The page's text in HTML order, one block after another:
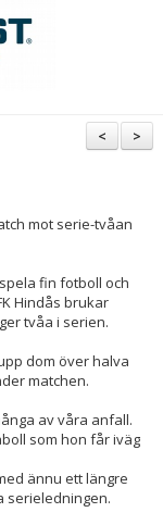
>
<
mot serie-tvåan
fin fotboll och
Hindås brukar
tvåa i serien.
dom över halva
matchen.
av våra anfall.
som hon får iväg
ännu ett längre
serieledningen.